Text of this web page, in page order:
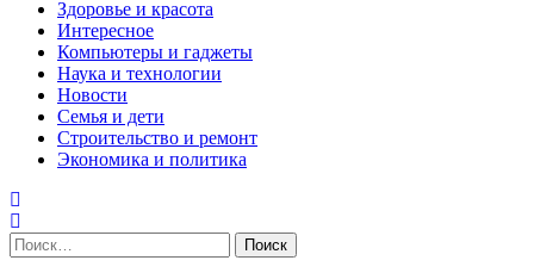
Здоровье и красота
Интересное
Компьютеры и гаджеты
Наука и технологии
Новости
Семья и дети
Строительство и ремонт
Экономика и политика
Найти: